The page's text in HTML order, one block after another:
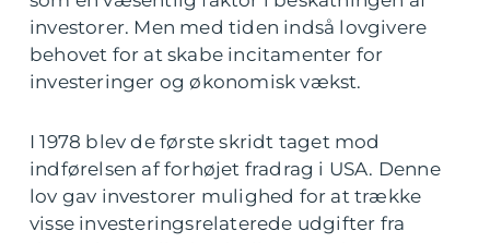
investorer. Men med tiden indså lovgivere
behovet for at skabe incitamenter for
investeringer og økonomisk vækst.
I 1978 blev de første skridt taget mod
indførelsen af forhøjet fradrag i USA. Denne
lov gav investorer mulighed for at trække
visse investeringsrelaterede udgifter fra